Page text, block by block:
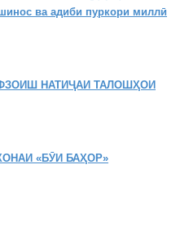
ва адиби пуркори миллӣ
НАТИҶАИ ТАЛОШҲОИ
«БӮИ БАҲОР»